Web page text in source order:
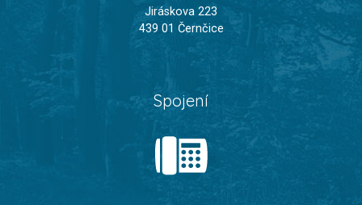
Jiráskova 223
439 01 Černčice
Spojení